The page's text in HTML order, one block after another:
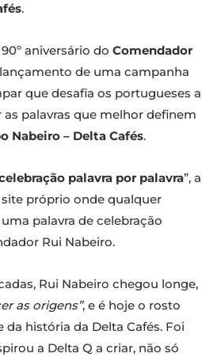
.
aniversário do Comendador
de uma campanha
que desafia os portugueses a
palavras que melhor definem
Nabeiro – Delta Cafés.
palavra por palavra”, a
próprio onde qualquer
palavra de celebração
Rui Nabeiro.
Rui Nabeiro chegou longe,
as origens”, e é hoje o rosto
história da Delta Cafés. Foi
a Delta Q a criar, não só